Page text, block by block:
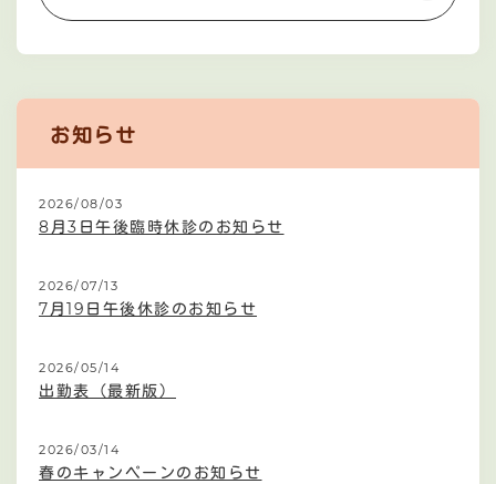
お知らせ
2026/08/03
8月3日午後臨時休診のお知らせ
2026/07/13
7月19日午後休診のお知らせ
2026/05/14
出勤表（最新版）
2026/03/14
春のキャンペーンのお知らせ